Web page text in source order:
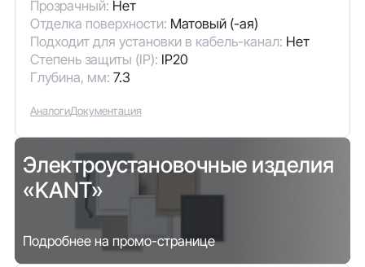
Прозрачный: Нет
Отделка поверхности: Матовый (-ая)
Подходит для установки в кабель-канал: Нет
Степень защиты (IP): IP20
Глубина, мм: 7.3
АналогиДокументация
Электроустановочные изделия
«KANT»
Подробнее на промо-странице